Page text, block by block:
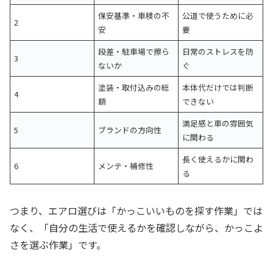
2
保安基準・車検の不
安
公道で使うために必
要
3
段差・駐車場で擦ら
ないか
日常のストレスを防
ぐ
4
塗装・取付込みの総
額
本体代だけでは判断
できない
5 ブランドの方向性
満足感と車の雰囲気
に関わる
6 メンテ・補修性
長く使えるかに関わ
る
つまり、エアロ選びは「かっこいいものを探す作業」では
なく、「自分の生活で使えるかを確認しながら、かっこよ
さを選ぶ作業」です。